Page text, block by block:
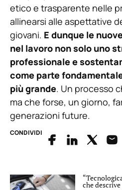
etico e trasparente nelle
allinearsi alle aspettative
giovani. E dunque le
nel lavoro non solo uno
professionale e
come parte
più grande. Un processo
ma che forse, un giorno,
generazioni future.
CONDIVIDI
che